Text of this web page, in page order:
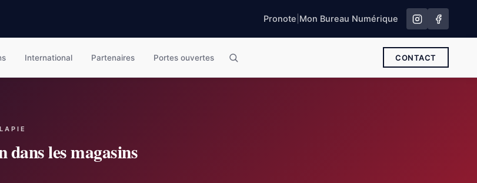
Pronote Mon Bureau Numérique
International Partenaires Portes ouvertes CONTACT
dans les magasins